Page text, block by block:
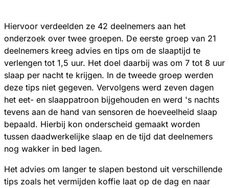
Hiervoor verdeelden ze 42 deelnemers aan het
onderzoek over twee groepen. De eerste groep van 21
deelnemers kreeg advies en tips om de slaaptijd te
verlengen tot 1,5 uur. Het doel daarbij was om 7 tot 8 uur
slaap per nacht te krijgen. In de tweede groep werden
deze tips niet gegeven. Vervolgens werd zeven dagen
het eet- en slaappatroon bijgehouden en werd 's nachts
tevens aan de hand van sensoren de hoeveelheid slaap
bepaald. Hierbij kon onderscheid gemaakt worden
tussen daadwerkelijke slaap en de tijd dat deelnemers
nog wakker in bed lagen.
Het advies om langer te slapen bestond uit verschillende
tips zoals het vermijden koffie laat op de dag en naar